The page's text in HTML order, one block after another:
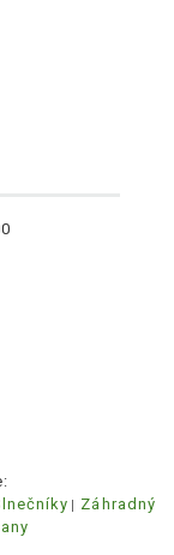
Záhradný